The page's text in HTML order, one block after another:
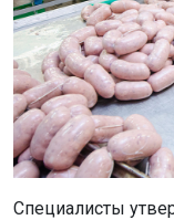
Специалисты